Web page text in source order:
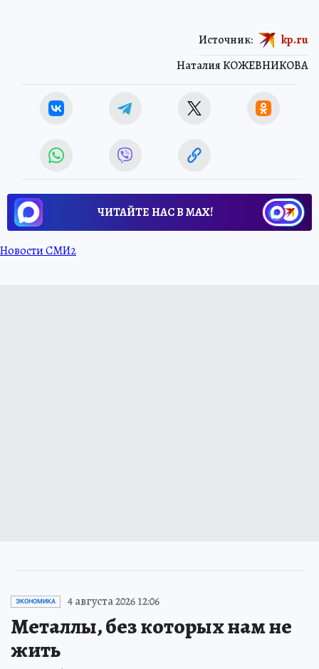
Наталия КОЖЕВНИКОВА
Источник: kp.ru
ЧИТАЙТЕ НАС В МАХ!
Новости СМИ2
ЭКОНОМИКА 4 августа 2026 12:06
Металлы, без которых нам не
жить